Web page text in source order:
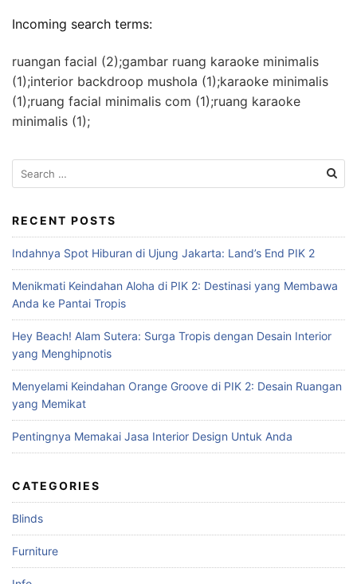
Incoming search terms:
ruangan facial (2);gambar ruang karaoke minimalis
(1);interior backdroop mushola (1);karaoke minimalis
(1);ruang facial minimalis com (1);ruang karaoke
minimalis (1);
e
r
c
h
f
o
r
RECENT POSTS
Indahnya Spot Hiburan di Ujung Jakarta: Land’s End PIK 2
Menikmati Keindahan Aloha di PIK 2: Destinasi yang Membawa
Anda ke Pantai Tropis
Hey Beach! Alam Sutera: Surga Tropis dengan Desain Interior
yang Menghipnotis
Menyelami Keindahan Orange Groove di PIK 2: Desain Ruangan
yang Memikat
Pentingnya Memakai Jasa Interior Design Untuk Anda
CATEGORIES
Blinds
Furniture